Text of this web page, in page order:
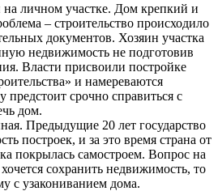
личном участке. Дом крепкий и
– строительство происходило
документов. Хозяин участка
недвижимость не подготовив
Власти присвоили постройке
и намереваются
предстоит срочно справиться с
дом.
Предыдущие 20 лет государство
построек, и за это время страна от
покрылась самостроем. Вопрос на
сохранить недвижимость, то
с узакониванием дома.